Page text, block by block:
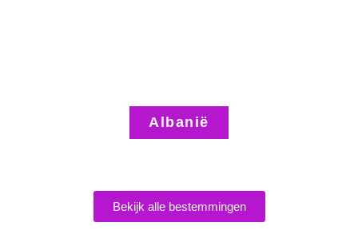
Albanië
Bekijk alle bestemmingen